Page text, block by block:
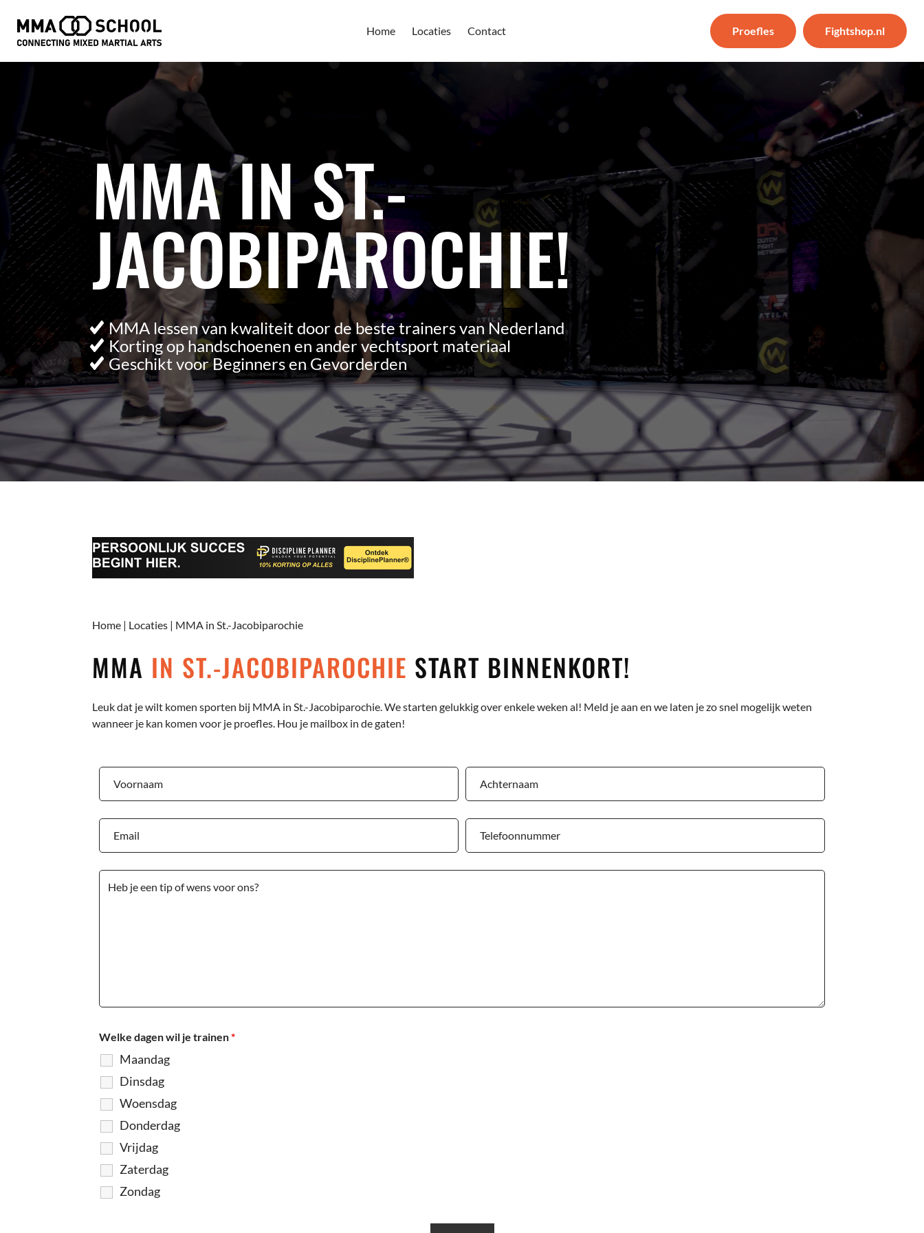
Home Locaties Contact Proefles Fightshop.nl
MMA IN ST.-
JACOBIPAROCHIE!
MMA lessen van kwaliteit door de beste trainers van Nederland
Korting op handschoenen en ander vechtsport materiaal
Geschikt voor Beginners en Gevorderden
Home | Locaties | MMA in St.-Jacobiparochie
MMA IN ST.-JACOBIPAROCHIE START BINNENKORT!
Leuk dat je wilt komen sporten bij MMA in St.-Jacobiparochie. We starten gelukkig over enkele weken al! Meld je aan en we laten je zo snel mogelijk weten
wanneer je kan komen voor je proefles. Hou je mailbox in de gaten!
Welke dagen wil je trainen*
Maandag
Dinsdag
Woensdag
Donderdag
Vrijdag
Zaterdag
Zondag